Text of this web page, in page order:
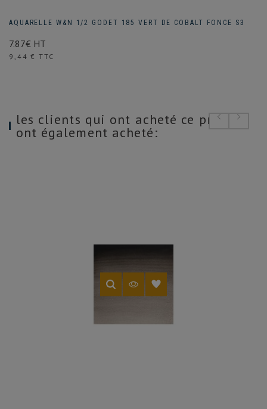
AQUARELLE W&N 1/2 GODET 185 VERT DE COBALT FONCE S3
7.87€ HT
Prix
9,44 € TTC
les clients qui ont acheté ce produit
ont également acheté: